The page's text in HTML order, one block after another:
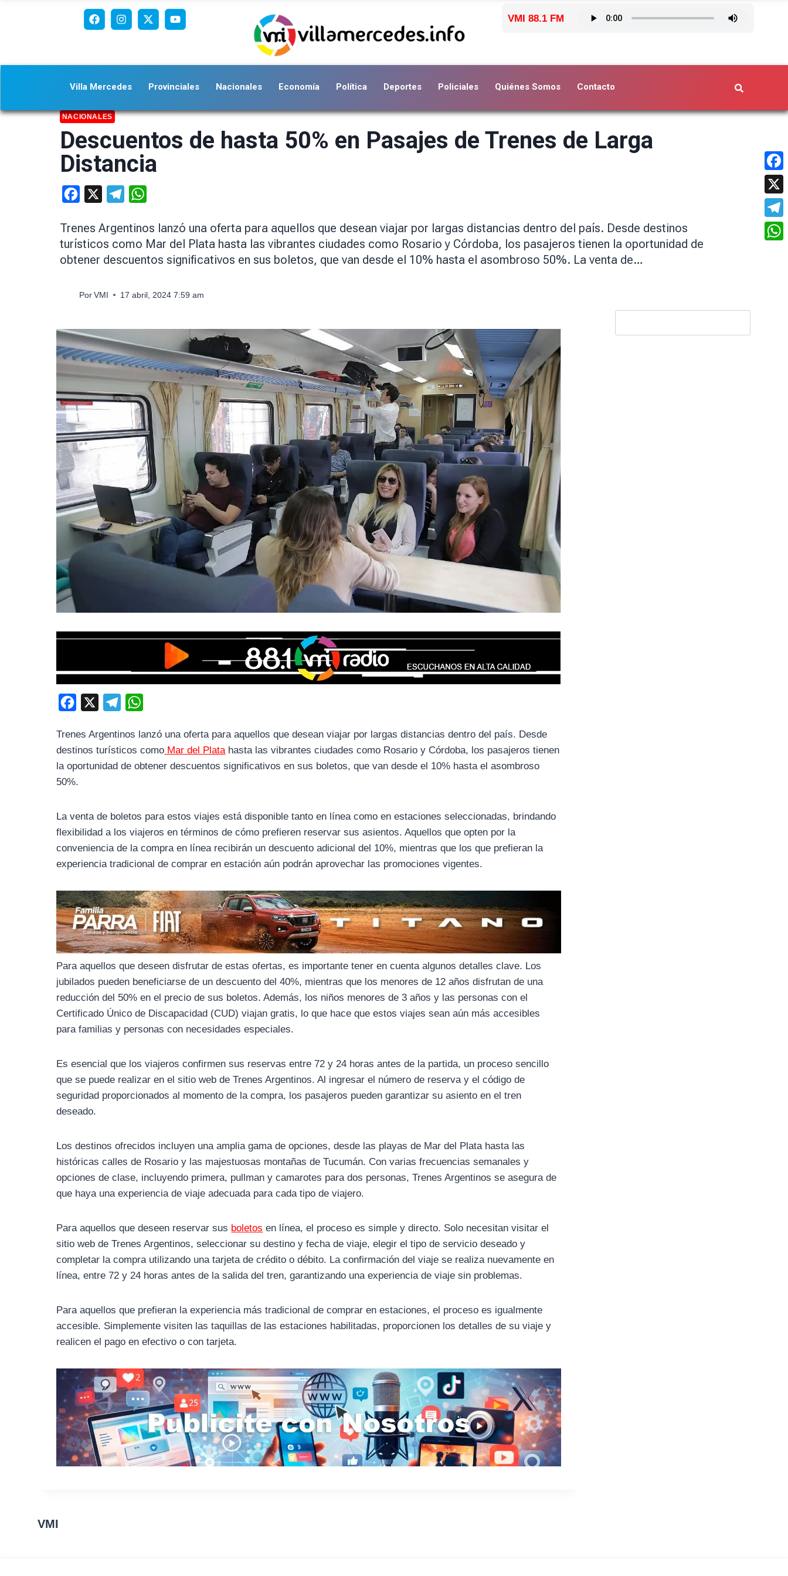
VMI 88.1 FM
Villa Mercedes Provinciales Nacionales Economía Política Deportes Policiales Quiénes Somos Contacto
NACIONALES
Descuentos de hasta 50% en Pasajes de Trenes de Larga
Distancia
Facebook Telegram
Trenes Argentinos lanzó una oferta para aquellos que desean viajar por largas distancias dentro del país. Desde destinos
turísticos como Mar del Plata hasta las vibrantes ciudades como Rosario y Córdoba, los pasajeros tienen la oportunidad de
obtener descuentos significativos en sus boletos, que van desde el 10% hasta el asombroso 50%. La venta de…
Por VMI 17 abril, 2024 7:59 am
c
e
b
l
e
g
a
t
s
p
Trenes Argentinos lanzó una oferta para aquellos que desean viajar por largas distancias dentro del país. Desde
destinos turísticos como Mar del Platahasta las vibrantes ciudades como Rosario y Córdoba, los pasajeros tienen
la oportunidad de obtener descuentos significativos en sus boletos, que van desde el 10% hasta el asombroso
50%.
La venta de boletos para estos viajes está disponible tanto en línea como en estaciones seleccionadas, brindando
flexibilidad a los viajeros en términos de cómo prefieren reservar sus asientos. Aquellos que opten por la
conveniencia de la compra en línea recibirán un descuento adicional del 10%, mientras que los que prefieran la
experiencia tradicional de comprar en estación aún podrán aprovechar las promociones vigentes.
Para aquellos que deseen disfrutar de estas ofertas, es importante tener en cuenta algunos detalles clave. Los
jubilados pueden beneficiarse de un descuento del 40%, mientras que los menores de 12 años disfrutan de una
reducción del 50% en el precio de sus boletos. Además, los niños menores de 3 años y las personas con el
Certificado Único de Discapacidad (CUD) viajan gratis, lo que hace que estos viajes sean aún más accesibles
para familias y personas con necesidades especiales.
Es esencial que los viajeros confirmen sus reservas entre 72 y 24 horas antes de la partida, un proceso sencillo
que se puede realizar en el sitio web de Trenes Argentinos. Al ingresar el número de reserva y el código de
seguridad proporcionados al momento de la compra, los pasajeros pueden garantizar su asiento en el tren
deseado.
Los destinos ofrecidos incluyen una amplia gama de opciones, desde las playas de Mar del Plata hasta las
históricas calles de Rosario y las majestuosas montañas de Tucumán. Con varias frecuencias semanales y
opciones de clase, incluyendo primera, pullman y camarotes para dos personas, Trenes Argentinos se asegura de
que haya una experiencia de viaje adecuada para cada tipo de viajero.
Para aquellos que deseen reservar sus boletos en línea, el proceso es simple y directo. Solo necesitan visitar el
sitio web de Trenes Argentinos, seleccionar su destino y fecha de viaje, elegir el tipo de servicio deseado y
completar la compra utilizando una tarjeta de crédito o débito. La confirmación del viaje se realiza nuevamente en
línea, entre 72 y 24 horas antes de la salida del tren, garantizando una experiencia de viaje sin problemas.
Para aquellos que prefieran la experiencia más tradicional de comprar en estaciones, el proceso es igualmente
accesible. Simplemente visiten las taquillas de las estaciones habilitadas, proporcionen los detalles de su viaje y
realicen el pago en efectivo o con tarjeta.
VMI
X